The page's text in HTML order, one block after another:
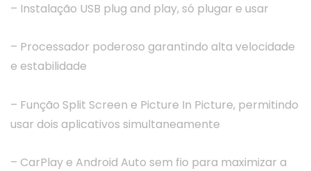
– Instalação USB plug and play, só plugar e usar
– Processador poderoso garantindo alta velocidade
e estabilidade
– Função Split Screen e Picture In Picture, permitindo
usar dois aplicativos simultaneamente
– CarPlay e Android Auto sem fio para maximizar a